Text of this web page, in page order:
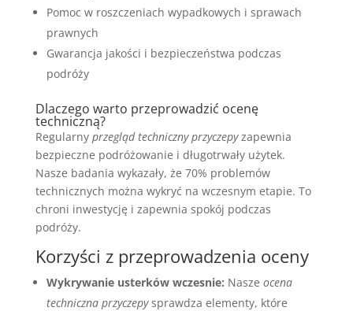
Pomoc w roszczeniach wypadkowych i sprawach
prawnych
Gwarancja jakości i bezpieczeństwa podczas
podróży
Dlaczego warto przeprowadzić ocenę
techniczną?
Regularny przegląd techniczny przyczepyzapewnia
bezpieczne podróżowanie i długotrwały użytek.
Nasze badania wykazały, że 70% problemów
technicznych można wykryć na wczesnym etapie. To
chroni inwestycję i zapewnia spokój podczas
podróży.
Korzyści z przeprowadzenia oceny
Wykrywanie usterków wczesnie: Nasze ocena
techniczna przyczepysprawdza elementy, które